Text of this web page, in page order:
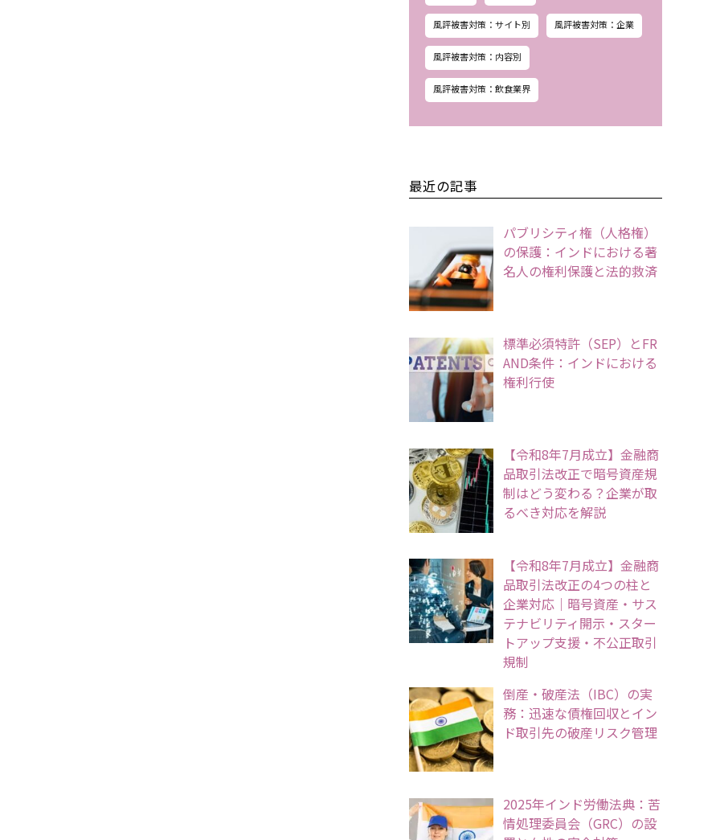
風評被害対策：サイト別 風評被害対策：企業
風評被害対策：内容別
風評被害対策：飲食業界
最近の記事
パブリシティ権（人格権）
の保護：インドにおける著
名人の権利保護と法的救済
標準必須特許（SEP）とFR
AND条件：インドにおける
権利行使
【令和8年7月成立】金融商
品取引法改正で暗号資産規
制はどう変わる？企業が取
るべき対応を解説
【令和8年7月成立】金融商
品取引法改正の4つの柱と
企業対応｜暗号資産・サス
テナビリティ開示・スター
トアップ支援・不公正取引
規制
倒産・破産法（IBC）の実
務：迅速な債権回収とイン
ド取引先の破産リスク管理
2025年インド労働法典：苦
情処理委員会（GRC）の設